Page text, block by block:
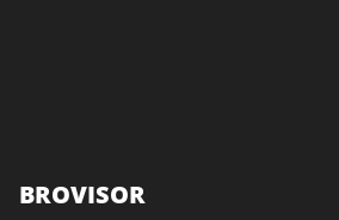
BROVISOR